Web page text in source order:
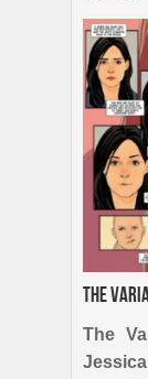
The
The